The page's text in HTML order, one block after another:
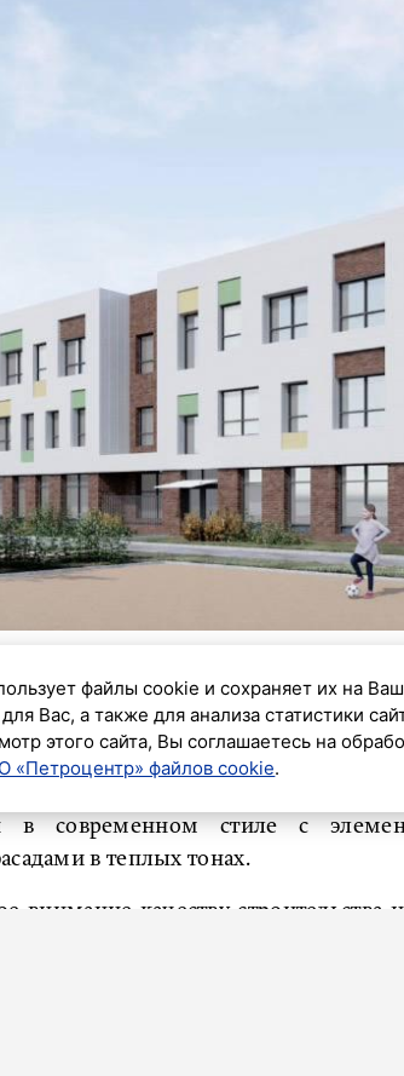
политики Ленобласти
на 180 мест в поселке Романовка.
в современном стиле с
в теплых тонах.
внимание качеству
файлы cookie и сохраняет их на
Вас, а также для анализа статистики
этого сайта, Вы соглашаетесь на
«Петроцентр» файлов cookie.